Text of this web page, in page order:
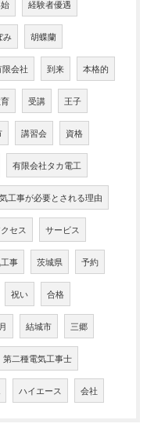
経験者優遇
み 胡蝶蘭
限会社 到来 本格的
受講 王子
講習会 資格
有限会社タカ電工
工事が必要とされる理由
セス サービス
事 茨城県 予約
祝い 合格
結城市 三郷
第二種電気工事士
ハイエース 会社